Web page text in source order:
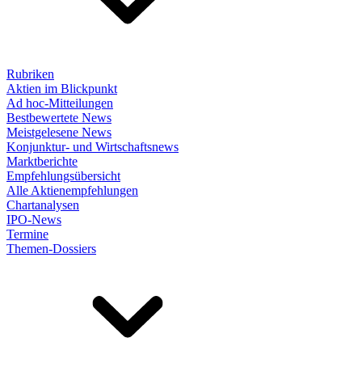
Rubriken
Aktien im Blickpunkt
Ad hoc-Mitteilungen
Bestbewertete News
Meistgelesene News
Konjunktur- und Wirtschaftsnews
Marktberichte
Empfehlungsübersicht
Alle Aktienempfehlungen
Chartanalysen
IPO-News
Termine
Themen-Dossiers